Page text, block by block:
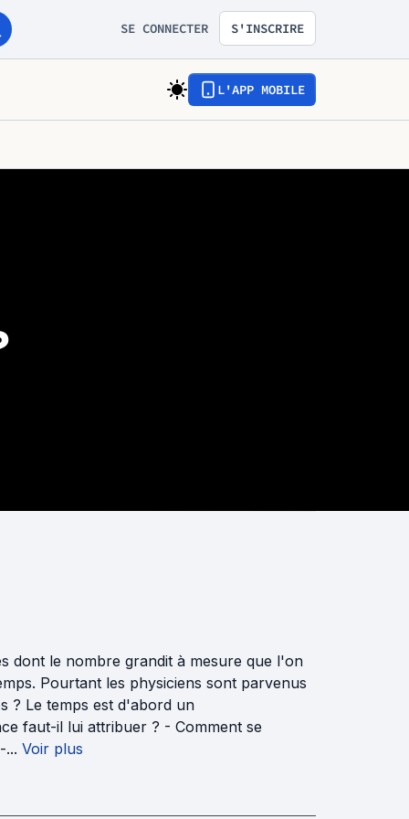
SE CONNECTER S'INSCRIRE
L'APP MOBILE
dont le nombre grandit à mesure que l'on
Pourtant les physiciens sont parvenus
? Le temps est d'abord un
faut-il lui attribuer ? - Comment se
... Voir plus